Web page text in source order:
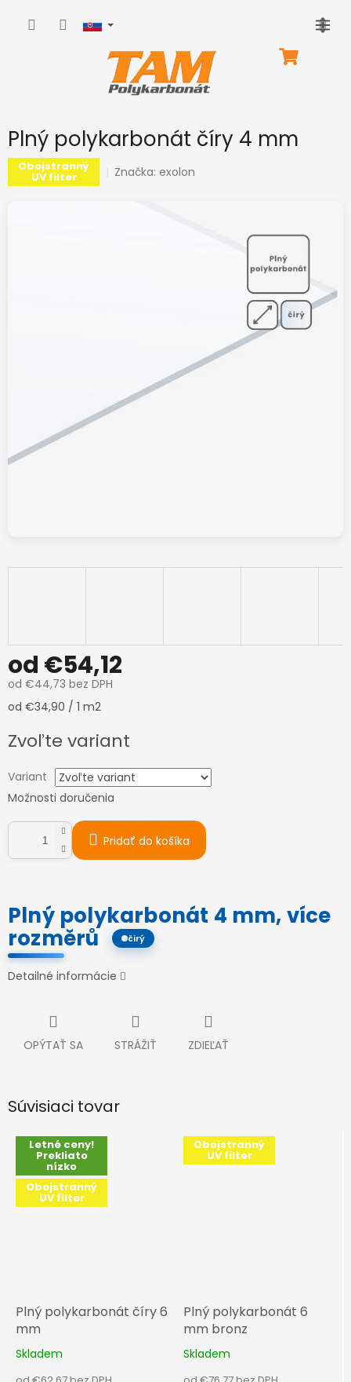
NÁKUPNÝ
Plný polykarbonát číry 4 mm
Obojstranný
UV filter Značka: exolon
od €54,12
od €44,73 bez DPH
Jednotková
od €34,90 / 1 m2
Zvoľte variant
Variant
Možnosti doručenia
Pridať do košíka
Plný polykarbonát 4 mm, více
rozměrů
čirý
Detailné informácie
OPÝTAŤ SA STRÁŽIŤ ZDIEĽAŤ
Súvisiaci tovar
Letné ceny!
Prekliato
nízko
Obojstranný
UV filter
Plný polykarbonát číry 6
mm
Skladem
Obojstranný
UV filter
Plný polykarbonát 6
mm bronz
Skladem